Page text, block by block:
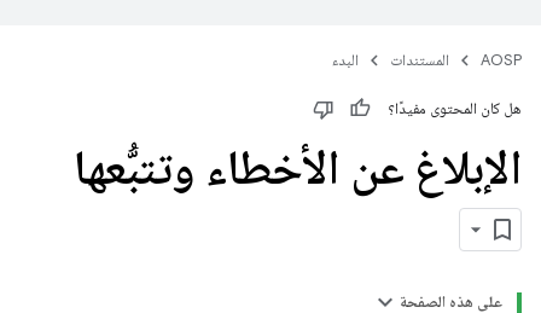
AOSP المستندات البدء
هل كان المحتوى مفيدًا؟
الإبلاغ عن الأخطاء وتتبُّعها
على هذه الصفحة